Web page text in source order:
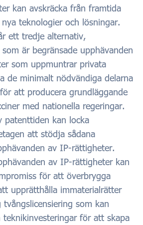
kan avskräcka från framtida
teknologier och lösningar.
ett tredje alternativ,
som är begränsade upphävanden
som uppmuntrar privata
de minimalt nödvändiga delarna
att producera grundläggande
med nationella regeringar.
patenttiden kan locka
att stödja sådana
av IP-rättigheter.
av IP-rättigheter kan
för att överbrygga
upprätthålla immaterialrätter
som kan
teknikinvesteringar för att skapa